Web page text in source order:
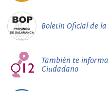
Boletín Oficial de
También te
Ciudadano